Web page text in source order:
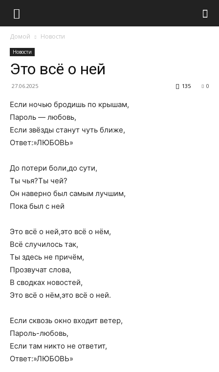
Домой Новости
Новости
Это всё о ней
27.06.2025 0
135
Если ночью бродишь по крышам,
Пароль — любовь,
Если звёзды станут чуть ближе,
Ответ:»ЛЮБОВЬ»
До потери боли,до сути,
Ты чья?Ты чей?
Он наверно был самым лучшим,
Пока был с ней
Это всё о ней,это всё о нём,
Всё случилось так,
Ты здесь не причём,
Прозвучат слова,
В сводках новостей,
Это всё о нём,это всё о ней.
Если сквозь окно входит ветер,
Пароль-любовь,
Если там никто не ответит,
Ответ:»ЛЮБОВЬ»